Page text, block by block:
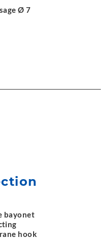
Ø 7
bayonet
hook